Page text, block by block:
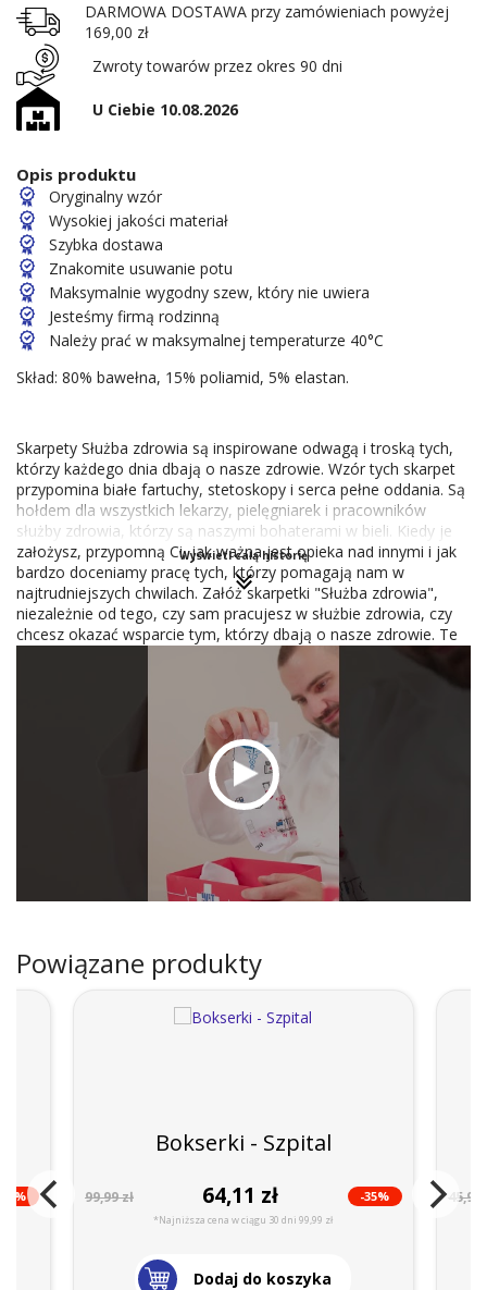
DARMOWA DOSTAWA przy zamówieniach powyżej
169,00 zł
Zwroty towarów przez okres 90 dni
U Ciebie 10.08.2026
Opis produktu
Oryginalny wzór
Wysokiej jakości materiał
Szybka dostawa
Znakomite usuwanie potu
Maksymalnie wygodny szew, który nie uwiera
Jesteśmy firmą rodzinną
Należy prać w maksymalnej temperaturze 40°C
Skład: 80% bawełna, 15% poliamid, 5% elastan.
Skarpety Służba zdrowia są inspirowane odwagą i troską tych,
którzy każdego dnia dbają o nasze zdrowie. Wzór tych skarpet
przypomina białe fartuchy, stetoskopy i serca pełne oddania. Są
hołdem dla wszystkich lekarzy, pielęgniarek i pracowników
służby zdrowia, którzy są naszymi bohaterami w bieli. Kiedy je
założysz, przypomną Ci, jak ważna jest opieka nad innymi i jak
bardzo doceniamy pracę tych, którzy pomagają nam w
najtrudniejszych chwilach. Załóż skarpetki "Służba zdrowia",
niezależnie od tego, czy sam pracujesz w służbie zdrowia, czy
chcesz okazać wsparcie tym, którzy dbają o nasze zdrowie. Te
skarpetki to nie tylko modny dodatek, ale również symbol.
Wyświetl całą historię
Powiązane produkty
Bokserki - Szpital
99,99 zł 64,11 zł -35%
*Najniższa cena w ciągu 30 dni 99,99 zł
Dodaj do koszyka
45,99